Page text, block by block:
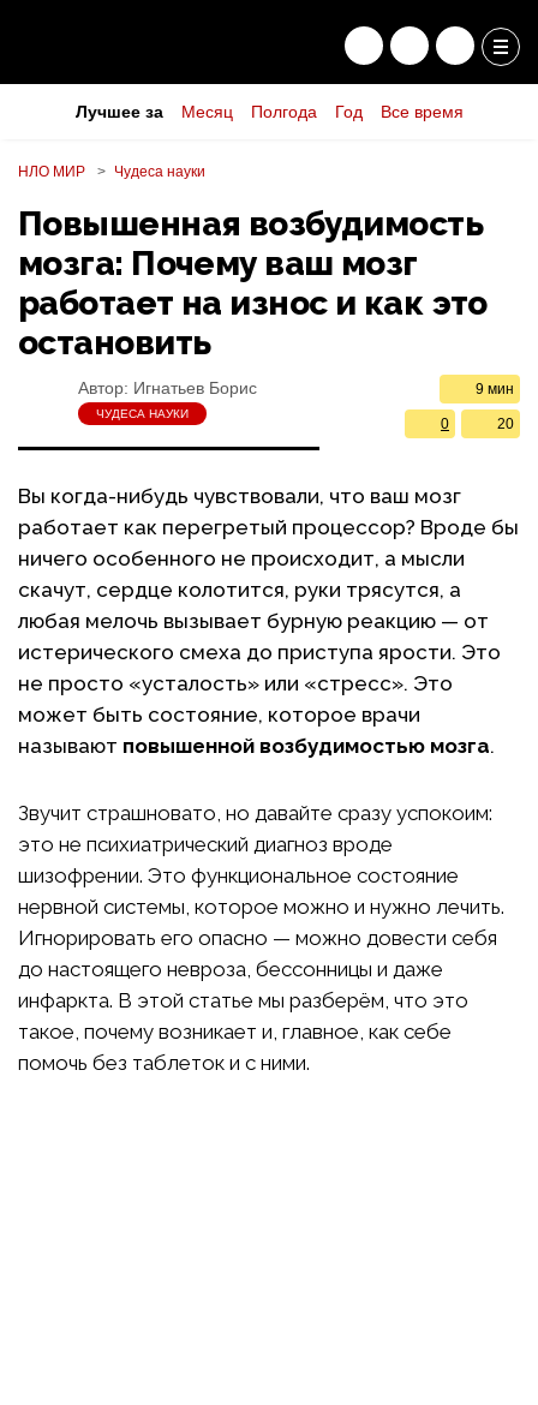
Лучшее за Месяц Полгода Год Все время
НЛО МИР Чудеса науки
Повышенная возбудимость
мозга: Почему ваш мозг
работает на износ и как это
остановить
Автор: Игнатьев Борис
ЧУДЕСА НАУКИ
9 мин
20
0
Вы когда-нибудь чувствовали, что ваш мозг
работает как перегретый процессор? Вроде бы
ничего особенного не происходит, а мысли
скачут, сердце колотится, руки трясутся, а
любая мелочь вызывает бурную реакцию — от
истерического смеха до приступа ярости. Это
не просто «усталость» или «стресс». Это
может быть состояние, которое врачи
называют повышенной возбудимостью мозга.
Звучит страшновато, но давайте сразу успокоим:
это не психиатрический диагноз вроде
шизофрении. Это функциональное состояние
нервной системы, которое можно и нужно лечить.
Игнорировать его опасно — можно довести себя
до настоящего невроза, бессонницы и даже
инфаркта. В этой статье мы разберём, что это
такое, почему возникает и, главное, как себе
помочь без таблеток и с ними.